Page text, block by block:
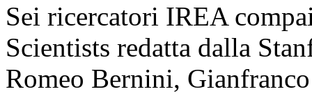
Sei ricercatori IREA
Scientists redatta dalla
Romeo Bernini,